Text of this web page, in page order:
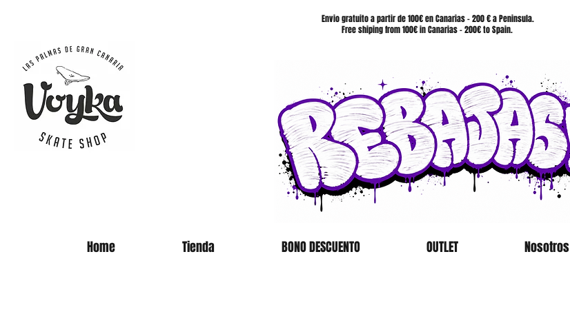
SKATE SHOPEnvio gratuito a partir de 100€ en Canarias - 200 € a Peninsula.
Free shiping from 100€ in Canarias - 200€ to Spain.
Home Tienda BONO DESCUENTO OUTLET Nosotros